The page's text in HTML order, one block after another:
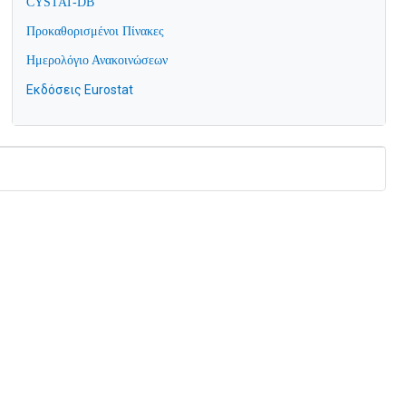
Προκαθορισμένοι Πίνακες
Ημερολόγιο Ανακοινώσεων
Εκδόσεις Eurostat